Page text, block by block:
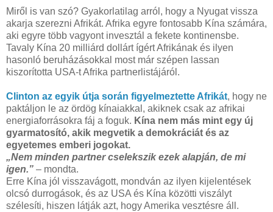
Miről is van szó? Gyakorlatilag arról, hogy a Nyugat vissza
akarja szerezni Afrikát. Afrika egyre fontosabb Kína számára,
aki egyre több vagyont invesztál a fekete kontinensbe.
Tavaly Kína 20 milliárd dollárt ígért Afrikának és ilyen
hasonló beruházásokkal most már szépen lassan
kiszorította USA-t Afrika partnerlistájáról.
Clinton az egyik útja során figyelmeztette Afrikát, hogy ne
paktáljon le az ördög kínaiakkal, akiknek csak az afrikai
energiaforrásokra fáj a foguk. Kína nem más mint egy új
gyarmatosító, akik megvetik a demokráciát és az
egyetemes emberi jogokat.
„Nem minden partner cselekszik ezek alapján, de mi
igen.” – mondta.
Erre Kína jól visszavágott, mondván az ilyen kijelentések
olcsó durrogások, és az USA és Kína közötti viszályt
szélesíti, hiszen látják azt, hogy Amerika vesztésre áll.